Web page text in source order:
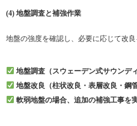
(4) 地盤調査と補強作業
地盤の強度を確認し、必要に応じて改良
地盤調査（スウェーデン式サウンデ
地盤改良（柱状改良・表層改良・鋼
軟弱地盤の場合、追加の補強工事を